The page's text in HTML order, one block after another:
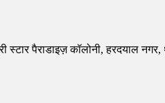
स्टार पैराडाइज़ कॉलोनी, हरदयाल